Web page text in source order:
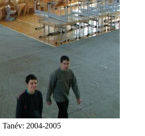
Tanév: 2004-2005